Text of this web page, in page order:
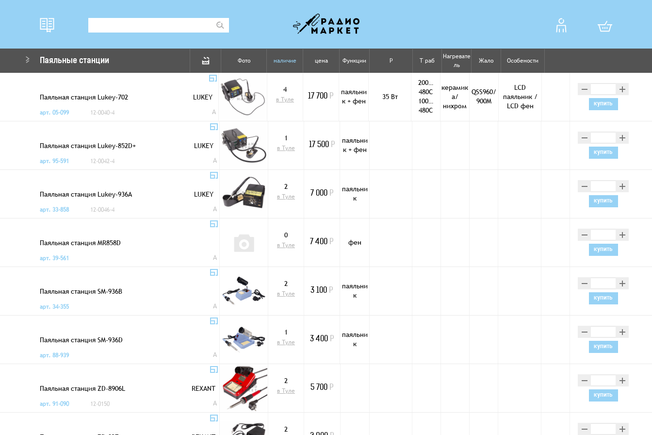
Паяльные станции Фото наличие цена Функции P T раб
Нагревате
ль
Жало Особености
Паяльная станция Lukey-702
LUKEY
арт. 05-099
12-0040-4 A
4
в Туле
17 700 Р
паяльни
к + фен
35 Вт
200…
480С
100…
480С
керамик
а/
нихром
QSS960/
900M
LCD
паяльник /
LCD фен
– +
купить
Паяльная станция Lukey-852D+
LUKEY
арт. 95-591
12-0042-4 A
1
в Туле
17 500 Р
паяльни
к + фен
– +
купить
Паяльная станция Lukey-936A
LUKEY
арт. 33-858
12-0046-4 A
2
в Туле
7 000 Р
паяльни
к
– +
купить
Паяльная станция MR858D
арт. 39-561
A
0
в Туле
7 400 Р фен – +
купить
Паяльная станция SM-936B
арт. 34-355
A
2
в Туле
3 100 Р
паяльни
к
– +
купить
Паяльная станция SM-936D
арт. 88-939
A
1
в Туле
3 400 Р
паяльни
к
– +
купить
Паяльная станция ZD-8906L
REXANT
арт. 91-090
12-0150 A
2
в Туле
5 700 Р – +
купить
2 – +